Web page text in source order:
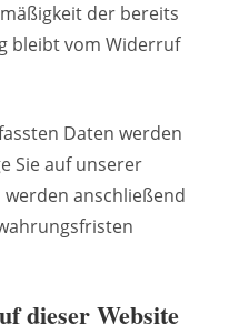
der bereits
bleibt vom Widerruf
Daten werden
Sie auf unserer
anschließend
dieser Website